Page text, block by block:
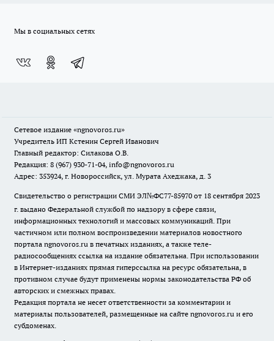
Мы в социальных сетях
Сетевое издание «ngnovoros.ru»
Учредитель ИП Кстенин Сергей Иванович
Главный редактор: Силакова О.В.
Редакция: 8 (967) 930-71-04, info@ngnovoros.ru
Адрес: 353924, г. Новороссийск, ул. Мурата Ахеджака, д. 3
Свидетельство о регистрации СМИ ЭЛ№ФС77-85970 от 18 сентября 2023
г. выдано Федеральной службой по надзору в сфере связи,
информационных технологий и массовых коммуникаций. При
частичном или полном воспроизведении материалов новостного
портала ngnovoros.ru в печатных изданиях, а также теле-
радиосообщениях ссылка на издание обязательна. При использовании
в Интернет-изданиях прямая гиперссылка на ресурс обязательна, в
противном случае будут применены нормы законодательства РФ об
авторских и смежных правах.
Редакция портала не несет ответственности за комментарии и
материалы пользователей, размещенные на сайте ngnovoros.ru и его
субдоменах.